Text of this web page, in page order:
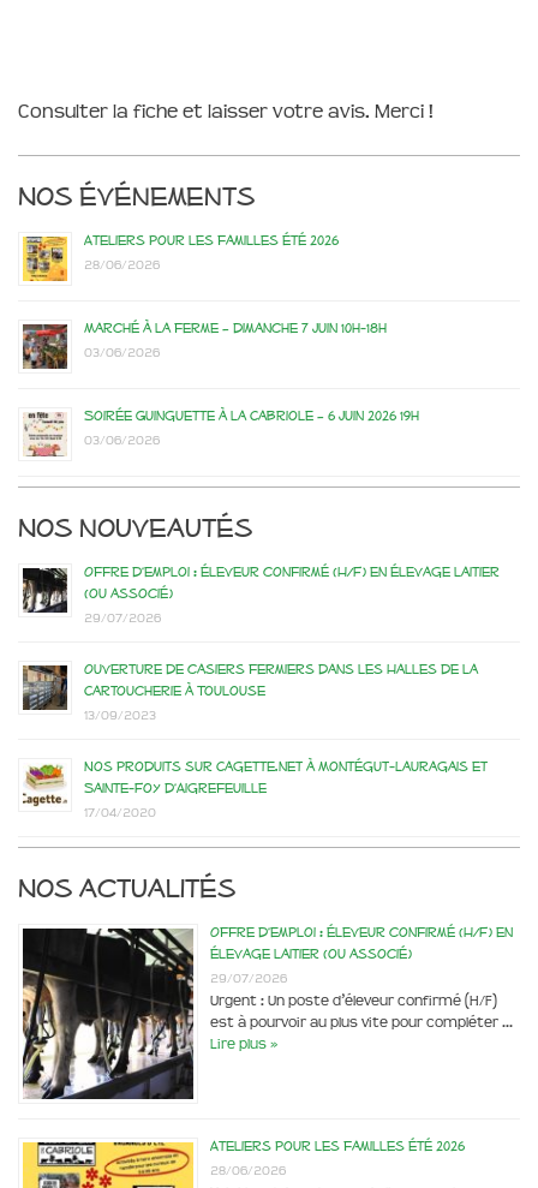
Consulter la fiche et laisser votre avis. Merci !
Nos événements
Ateliers pour les familles été 2026
28/06/2026
Marché à la ferme – dimanche 7 juin 10h-18h
03/06/2026
Soirée Guinguette à la Cabriole – 6 juin 2026 19h
03/06/2026
Nos nouveautés
Offre d’emploi : éleveur confirmé (H/F) en élevage laitier
(ou associé)
29/07/2026
Ouverture de casiers fermiers dans les Halles de la
Cartoucherie à Toulouse
13/09/2023
Nos produits sur Cagette.net à Montégut-Lauragais et
Sainte-Foy d’Aigrefeuille
17/04/2020
Nos actualités
Offre d’emploi : éleveur confirmé (H/F) en
élevage laitier (ou associé)
29/07/2026
Urgent : Un poste d’éleveur confirmé (H/F)
est à pourvoir au plus vite pour compléter …
Lire plus »
Ateliers pour les familles été 2026
28/06/2026